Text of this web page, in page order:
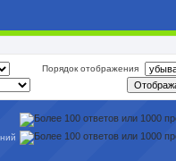
Порядок отображения